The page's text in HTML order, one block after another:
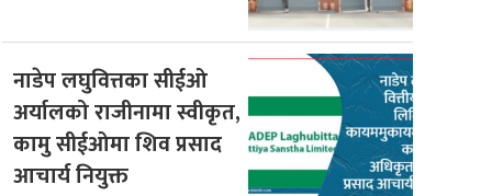
नाडेप लघुवित्तका सीईओ
अर्यालको राजीनामा स्वीकृत,
कामु सीईओमा शिव प्रसाद
आचार्य नियुक्त